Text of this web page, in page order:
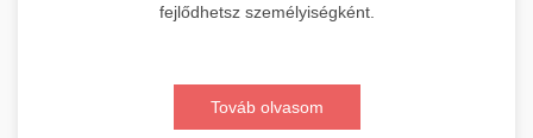
fejlődhetsz személyiségként.
Továb olvasom